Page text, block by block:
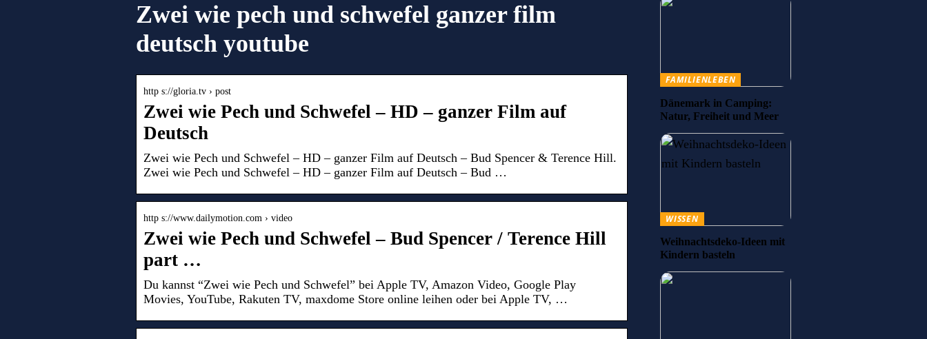
Zwei wie pech und schwefel ganzer film
deutsch youtube
http s://gloria.tv › post
Zwei wie Pech und Schwefel – HD – ganzer Film auf
Deutsch
Zwei wie Pech und Schwefel – HD – ganzer Film auf Deutsch – Bud Spencer & Terence Hill.
Zwei wie Pech und Schwefel – HD – ganzer Film auf Deutsch – Bud …
http s://www.dailymotion.com › video
Zwei wie Pech und Schwefel – Bud Spencer / Terence Hill
part …
Du kannst “Zwei wie Pech und Schwefel” bei Apple TV, Amazon Video, Google Play
Movies, YouTube, Rakuten TV, maxdome Store online leihen oder bei Apple TV, …
FAMILIENLEBEN
Dänemark in Camping:
Natur, Freiheit und Meer
WISSEN
Weihnachtsdeko-Ideen mit
Kindern basteln